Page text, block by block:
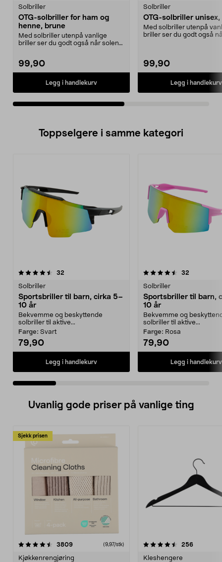
Solbriller
OTG-solbriller for ham og
henne, brune
Med solbriller utenpå vanlige
briller ser du godt også når solen
99,90
Legg i handlekurv
Solbriller
OTG-solbriller
Med solbriller utenpå
briller ser du godt også
99,90
Legg i handlekurv
Toppselgere i samme kategori
32
Solbriller
Sportsbriller til barn, cirka 5–
10 år
Bekvemme og beskyttende
solbriller til aktive...
Farge: Svart
79,90
Legg i handlekurv
4.5 av 5 stjerner 32
Solbriller
Sportsbriller til barn,
10 år
Bekvemme og
solbriller til aktive...
Farge: Rosa
79,90
Legg i handlekurv
4.5 av 5 stjerner
Uvanlig gode priser på vanlige ting
Sjekk prisen
3809anmeldelser(9,97/stk)
Kjøkkenrengjøring
4.5av 5 stjerner 256
Kleshengere
4.5av 5 stjerner